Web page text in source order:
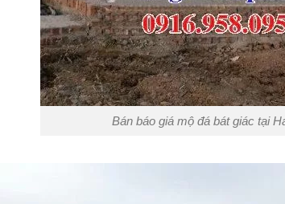
Bán báo giá mộ đá bát giác tại